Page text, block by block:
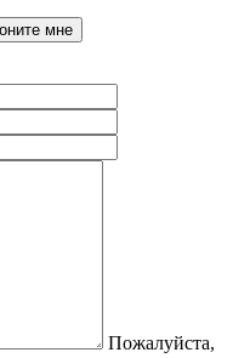
Пожалуйста,